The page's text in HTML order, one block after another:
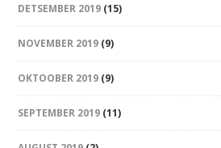
DETSEMBER 2019 (15)
NOVEMBER 2019 (9)
OKTOOBER 2019 (9)
SEPTEMBER 2019 (11)